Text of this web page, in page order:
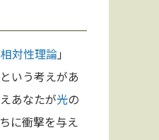
相対性理論」
いう考えがあ
あなたが光の
に衝撃を与え